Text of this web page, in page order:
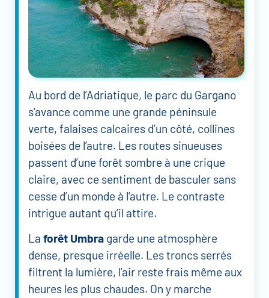
Au bord de l’Adriatique, le parc du Gargano
s’avance comme une grande péninsule
verte, falaises calcaires d’un côté, collines
boisées de l’autre. Les routes sinueuses
passent d’une forêt sombre à une crique
claire, avec ce sentiment de basculer sans
cesse d’un monde à l’autre. Le contraste
intrigue autant qu’il attire.
La forêt Umbra garde une atmosphère
dense, presque irréelle. Les troncs serrés
filtrent la lumière, l’air reste frais même aux
heures les plus chaudes. On y marche